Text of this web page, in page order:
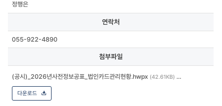
정행은
연락처
055-922-4890
첨부파일
(공시)_2026년사전정보공표_법인카드관리현황.hwpx (42.61KB)
다운로드